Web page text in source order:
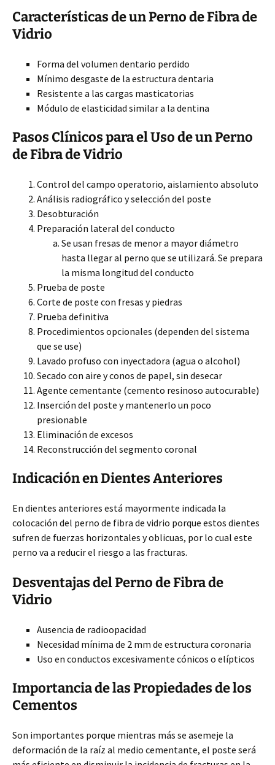
Características de un Perno de Fibra de
Vidrio
Forma del volumen dentario perdido
Mínimo desgaste de la estructura dentaria
Resistente a las cargas masticatorias
Módulo de elasticidad similar a la dentina
Pasos Clínicos para el Uso de un Perno
de Fibra de Vidrio
Control del campo operatorio, aislamiento absoluto
Análisis radiográfico y selección del poste
Desobturación
Preparación lateral del conducto
Se usan fresas de menor a mayor diámetro
hasta llegar al perno que se utilizará. Se prepara
la misma longitud del conducto
Prueba de poste
Corte de poste con fresas y piedras
Prueba definitiva
Procedimientos opcionales (dependen del sistema
que se use)
Lavado profuso con inyectadora (agua o alcohol)
Secado con aire y conos de papel, sin desecar
Agente cementante (cemento resinoso autocurable)
Inserción del poste y mantenerlo un poco
presionable
Eliminación de excesos
Reconstrucción del segmento coronal
Indicación en Dientes Anteriores
En dientes anteriores está mayormente indicada la
colocación del perno de fibra de vidrio porque estos dientes
sufren de fuerzas horizontales y oblicuas, por lo cual este
perno va a reducir el riesgo a las fracturas.
Desventajas del Perno de Fibra de
Vidrio
Ausencia de radioopacidad
Necesidad mínima de 2 mm de estructura coronaria
Uso en conductos excesivamente cónicos o elípticos
Importancia de las Propiedades de los
Cementos
Son importantes porque mientras más se asemeje la
deformación de la raíz al medio cementante, el poste será